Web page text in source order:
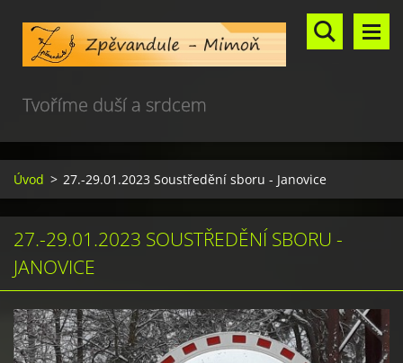
Tvoříme duší a srdcem
Úvod > 27.-29.01.2023 Soustředění sboru - Janovice
27.-29.01.2023 SOUSTŘEDĚNÍ SBORU -
JANOVICE